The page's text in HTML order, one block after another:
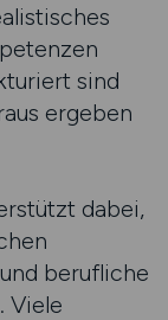
sind
ergeben
dabei,
berufliche
Viele